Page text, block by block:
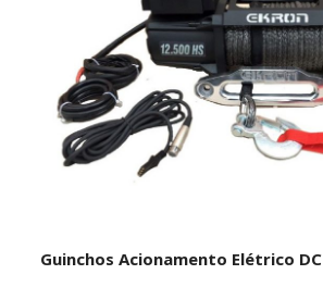
Guinchos Acionamento Elétrico DC